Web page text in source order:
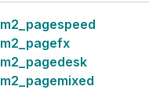
m2_pagespeed
m2_pagefx
m2_pagedesk
m2_pagemixed